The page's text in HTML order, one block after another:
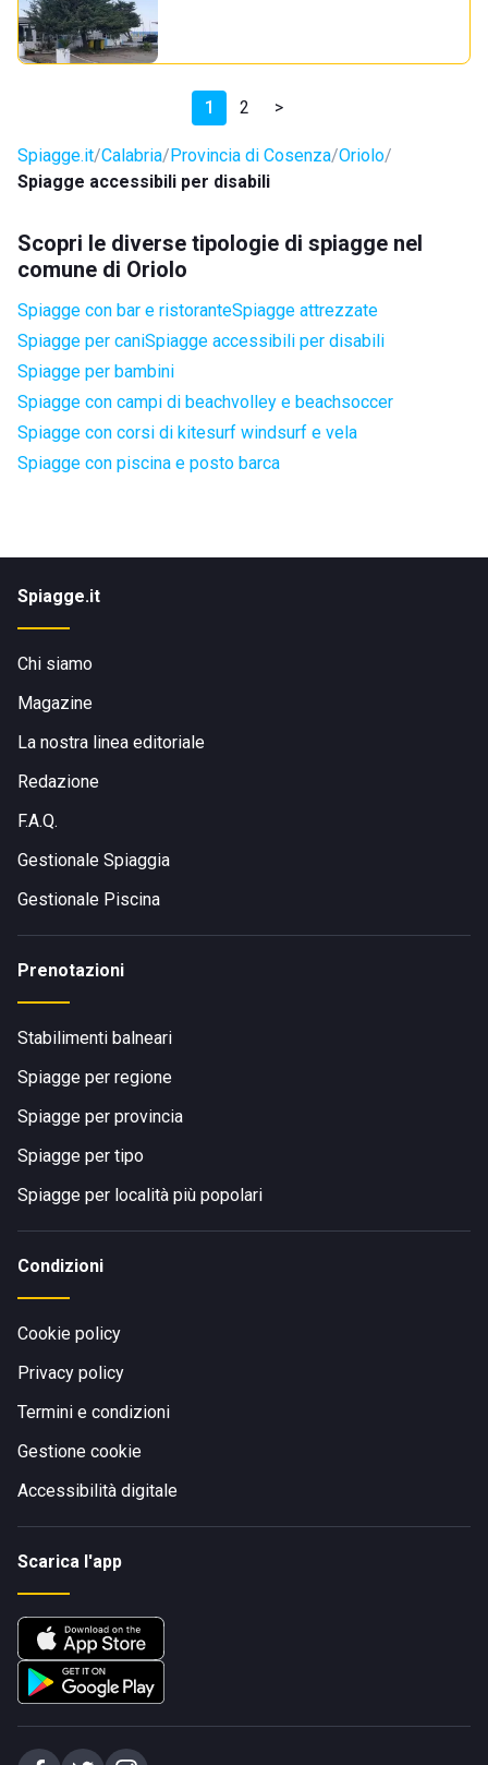
1 2 >
Spiagge.it Calabria Provincia di Cosenza Oriolo
Spiagge accessibili per disabili
Scopri le diverse tipologie di spiagge nel
comune di Oriolo
Spiagge con bar e ristoranteSpiagge attrezzate
Spiagge per caniSpiagge accessibili per disabili
Spiagge per bambini
Spiagge con campi di beachvolley e beachsoccer
Spiagge con corsi di kitesurf windsurf e vela
Spiagge con piscina e posto barca
Spiagge.it
Chi siamo
Magazine
La nostra linea editoriale
Redazione
F.A.Q.
Gestionale Spiaggia
Gestionale Piscina
Prenotazioni
Stabilimenti balneari
Spiagge per regione
Spiagge per provincia
Spiagge per tipo
Spiagge per località più popolari
Condizioni
Cookie policy
Privacy policy
Termini e condizioni
Gestione cookie
Accessibilità digitale
Scarica l'app